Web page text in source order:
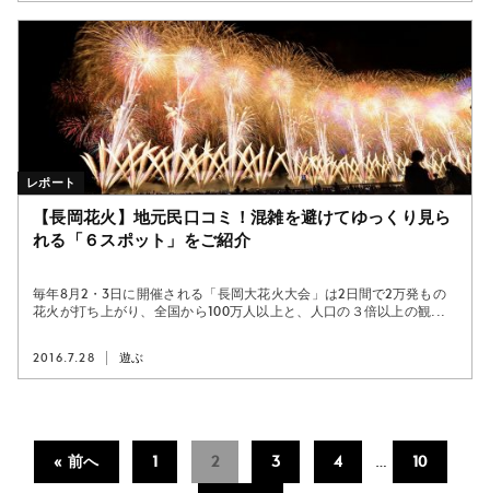
【長岡花火】地元民口コミ！混雑を避けてゆっくり見ら
れる「６スポット」をご紹介
毎年8月2・3日に開催される「長岡大花火大会」は2日間で2万発もの
花火が打ち上がり、全国から100万人以上と、人口の３倍以上の観...
2016.7.28 遊ぶ
レポート
« 前へ 1 2 3 4 … 10